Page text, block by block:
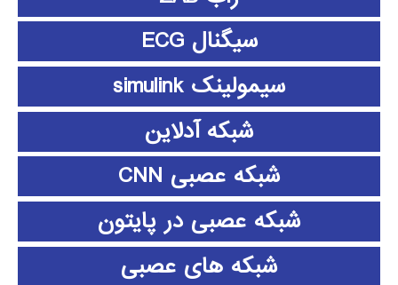
سیگنال ECG
سیمولینک simulink
شبکه آدلاین
شبکه عصبی CNN
شبکه عصبی در پایتون
شبکه های عصبی